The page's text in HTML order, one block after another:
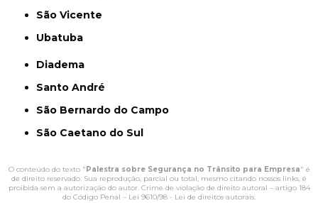
São Vicente
Ubatuba
Diadema
Santo André
São Bernardo do Campo
São Caetano do Sul
O conteúdo do texto " Palestra sobre Segurança no Trânsito para Empresa" é
de direito reservado. Sua reprodução, parcial ou total, mesmo citando nossos links, é
proibida sem a autorização do autor. Crime de violação de direito autoral – artigo 184
do Código Penal – Lei 9610/98 - Lei de direitos autorais.